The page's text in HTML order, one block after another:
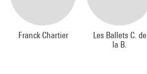
Inspiré par le vocabulaire du corps
minimal, " $Shot " explore la relation
la contemplation. Une performance de
un humour décadent et une étrangeté
Franck Chartier
Les Ballets C. de
la B.